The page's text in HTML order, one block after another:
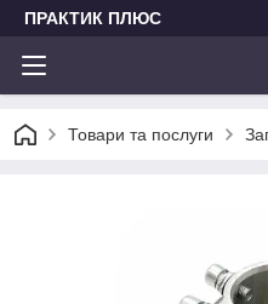
ПРАКТИК ПЛЮС
Товари та послуги